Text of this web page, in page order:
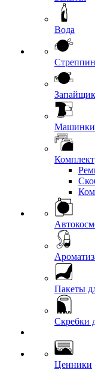
Вода
Машинки
Пакеты
Скребки
Ценники